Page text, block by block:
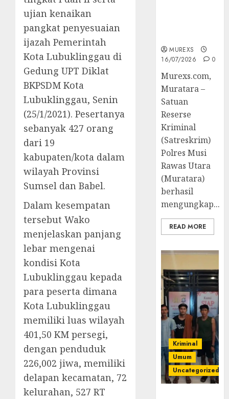
ujian kenaikan
pangkat penyesuaian
ijazah Pemerintah
Kota Lubuklinggau di
Gedung UPT Diklat
BKPSDM Kota
Lubuklinggau, Senin
(25/1/2021). Pesertanya
sebanyak 427 orang
dari 19
kabupaten/kota dalam
wilayah Provinsi
Sumsel dan Babel.
Dalam kesempatan
tersebut Wako
menjelaskan panjang
lebar mengenai
kondisi Kota
Lubuklinggau kepada
para peserta dimana
Kota Lubuklinggau
memiliki luas wilayah
401,50 KM persegi,
dengan penduduk
226,002 jiwa, memiliki
delapan kecamatan, 72
kelurahan, 527 RT
MUREXS
16/07/2026
0
Murexs.com,
Muratara –
Satuan
Reserse
Kriminal
(Satreskrim)
Polres Musi
Rawas Utara
(Muratara)
berhasil
mengungkap...
READ MORE
Kriminal
Umum
Uncategorized